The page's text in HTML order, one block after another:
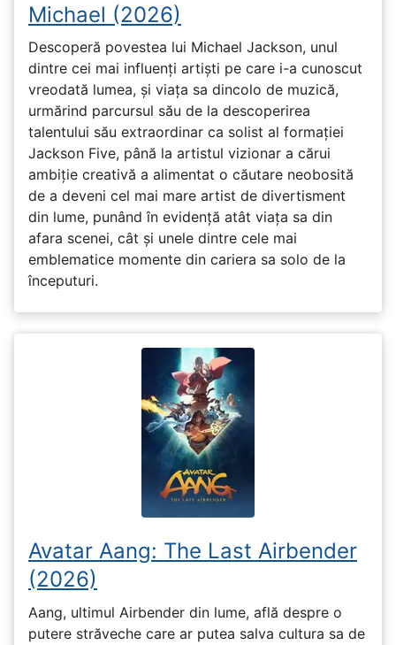
Michael (2026)
Descoperă povestea lui Michael Jackson, unul
dintre cei mai influenți artiști pe care i-a cunoscut
vreodată lumea, și viața sa dincolo de muzică,
urmărind parcursul său de la descoperirea
talentului său extraordinar ca solist al formației
Jackson Five, până la artistul vizionar a cărui
ambiție creativă a alimentat o căutare neobosită
de a deveni cel mai mare artist de divertisment
din lume, punând în evidență atât viața sa din
afara scenei, cât și unele dintre cele mai
emblematice momente din cariera sa solo de la
începuturi.
Avatar Aang: The Last Airbender
(2026)
Aang, ultimul Airbender din lume, află despre o
putere străveche care ar putea salva cultura sa de